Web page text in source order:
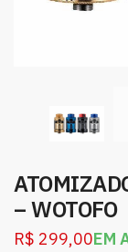
– WOTOFO
R$ 299,00EM